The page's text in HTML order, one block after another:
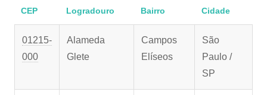
CEP Logradouro Bairro Cidade
01215-
000
Alameda
Glete
Campos
Elíseos
São
Paulo /
SP